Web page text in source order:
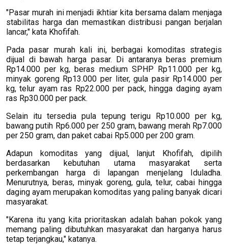
"Pasar murah ini menjadi ikhtiar kita bersama dalam menjaga
stabilitas harga dan memastikan distribusi pangan berjalan
lancar," kata Khofifah.
Pada pasar murah kali ini, berbagai komoditas strategis
dijual di bawah harga pasar. Di antaranya beras premium
Rp14.000 per kg, beras medium SPHP Rp11.000 per kg,
minyak goreng Rp13.000 per liter, gula pasir Rp14.000 per
kg, telur ayam ras Rp22.000 per pack, hingga daging ayam
ras Rp30.000 per pack.
Selain itu tersedia pula tepung terigu Rp10.000 per kg,
bawang putih Rp6.000 per 250 gram, bawang merah Rp7.000
per 250 gram, dan paket cabai Rp5.000 per 200 gram.
Adapun komoditas yang dijual, lanjut Khofifah, dipilih
berdasarkan kebutuhan utama masyarakat serta
perkembangan harga di lapangan menjelang Iduladha.
Menurutnya, beras, minyak goreng, gula, telur, cabai hingga
daging ayam merupakan komoditas yang paling banyak dicari
masyarakat.
"Karena itu yang kita prioritaskan adalah bahan pokok yang
memang paling dibutuhkan masyarakat dan harganya harus
tetap terjangkau," katanya.